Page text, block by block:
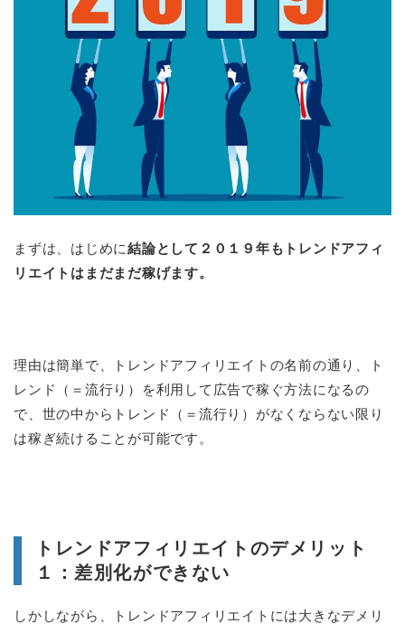
まずは、はじめに結論として２０１９年もトレンドアフィ
リエイトはまだまだ稼げます。
理由は簡単で、トレンドアフィリエイトの名前の通り、ト
レンド（＝流行り）を利用して広告で稼ぐ方法になるの
で、世の中からトレンド（＝流行り）がなくならない限り
は稼ぎ続けることが可能です。
トレンドアフィリエイトのデメリット
１：差別化ができない
しかしながら、トレンドアフィリエイトには大きなデメリ